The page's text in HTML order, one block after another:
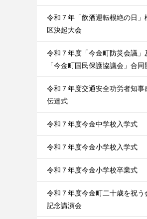
令和７年「飲酒運転根絶の日」
区決起大会
令和７年度「今金町防災会議」
「今金町国民保護協議会」合同
令和７年度交通安全功労者知事
伝達式
令和７年度今金中学校入学式
令和７年度今金小学校入学式
令和７年度今金小学校卒業式
令和７年度今金町二十歳を祝う
記念講演会